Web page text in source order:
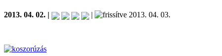
2013. 04. 02. | | 2013. 04. 03.